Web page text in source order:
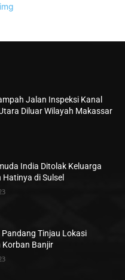
Jalan Inspeksi Kanal
Diluar Wilayah Makassar
India Ditolak Keluarga
di Sulsel
Tinjau Lokasi
Korban Banjir